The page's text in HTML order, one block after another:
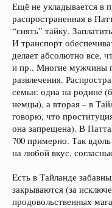
Ещё не укладывается в
распространенная в
“снять” тайку.
И транспорт
делает абсолютно все,
и пр.. Многие мужчины
развлечения.
семьи: одна на родине
немцы), а вторая – в
говорю, что
она запрещена). В
700 примерно. Так
на любой вкус,
Есть в Тайланде
закрываются (за
продовольственных